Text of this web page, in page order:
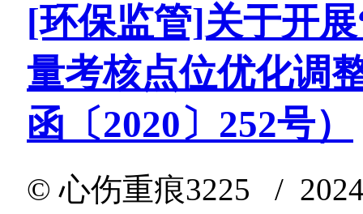
[环保监管]关于开
量考核点位优化调
函〔2020〕252号）
©心伤重痕3225 /